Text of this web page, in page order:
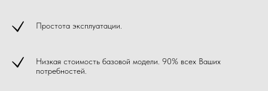
Простота эксплуатации.
Низкая стоимость базовой модели. 90% всех Ваших
потребностей.